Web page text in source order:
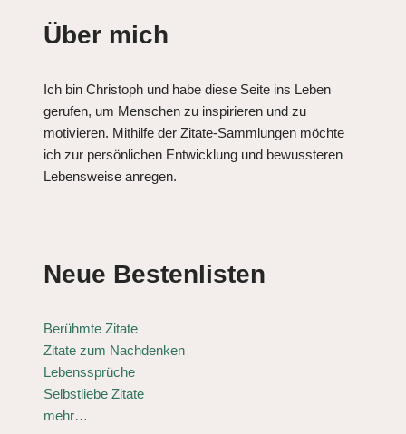
Über mich
Ich bin Christoph und habe diese Seite ins Leben
gerufen, um Menschen zu inspirieren und zu
motivieren. Mithilfe der Zitate-Sammlungen möchte
ich zur persönlichen Entwicklung und bewussteren
Lebensweise anregen.
Neue Bestenlisten
Berühmte Zitate
Zitate zum Nachdenken
Lebenssprüche
Selbstliebe Zitate
mehr…